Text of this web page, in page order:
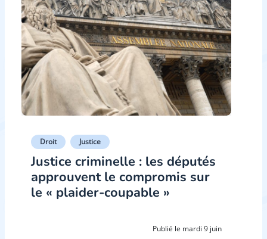
Droit Justice
Justice criminelle : les députés
approuvent le compromis sur
le « plaider-coupable »
Publié le mardi 9 juin